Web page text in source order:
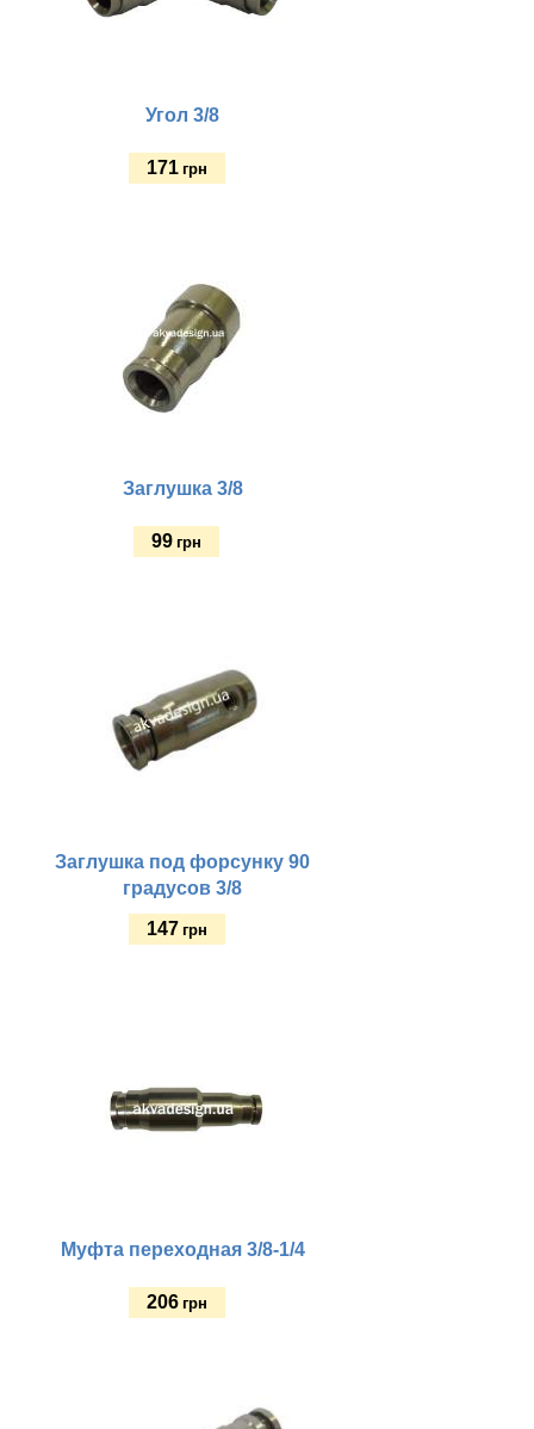
Угол 3/8
171 грн
Заглушка 3/8
99 грн
Заглушка под форсунку 90
градусов 3/8
147 грн
Муфта переходная 3/8-1/4
206 грн